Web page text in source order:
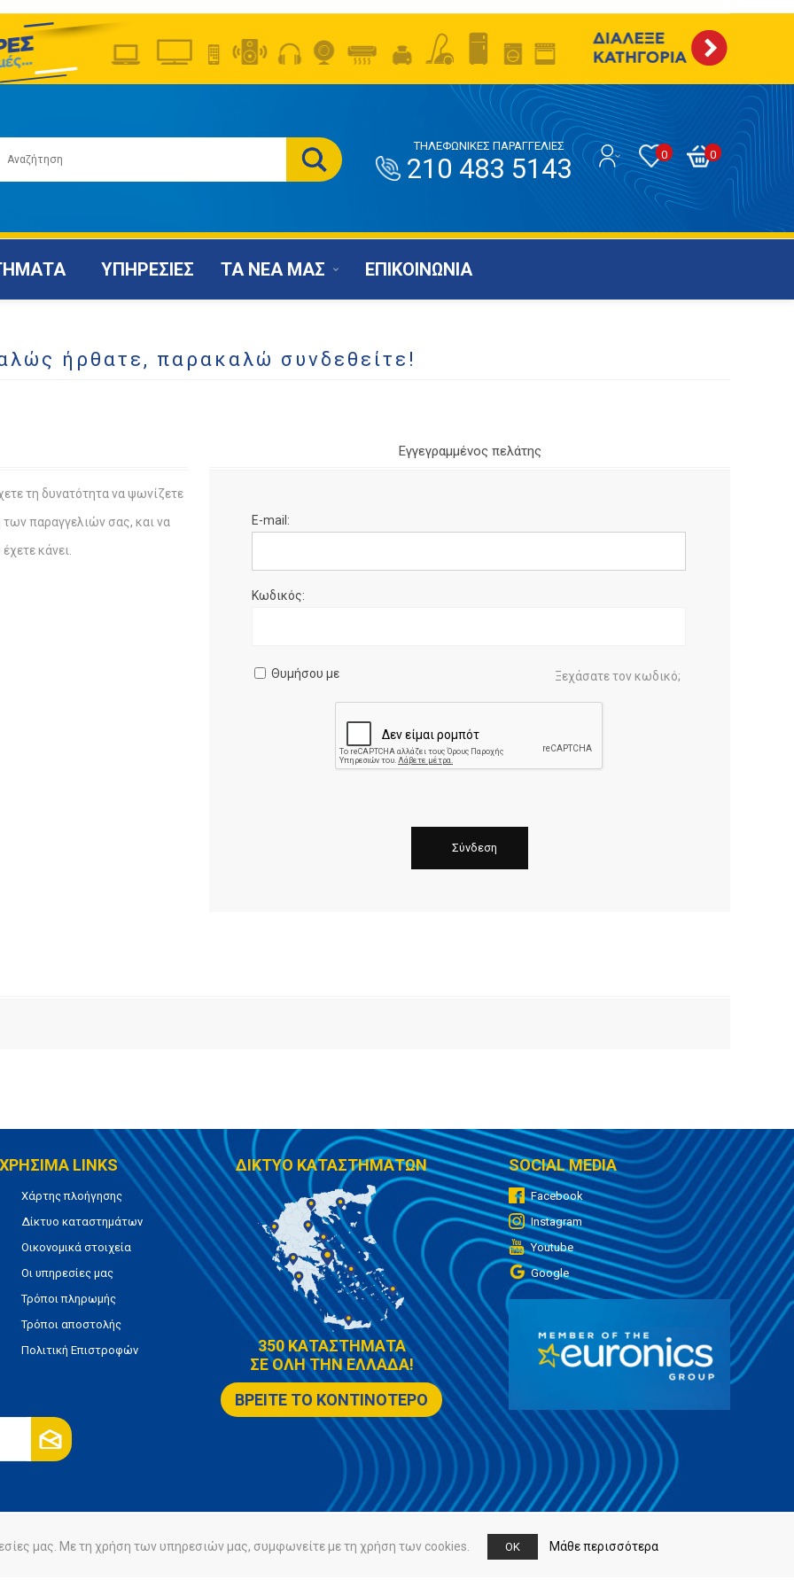
0
0
ΤΗΛΕΦΩΝΙΚΕΣ ΠΑΡΑΓΓΕΛΙΕΣ
210 483 5143
ΥΠΗΡΕΣΙΕΣ ΤΑ ΝΕΑ ΜΑΣ ΕΠΙΚΟΙΝΩΝΙΑ
ήρθατε, παρακαλώ συνδεθείτε!
τη δυνατότητα να ψωνίζετε
των παραγγελιών σας, και να
κάνει.
Εγγεγραμμένος πελάτης
E-mail:
Κωδικός:
Θυμήσου με Ξεχάσατε τον κωδικό;
ΧΡΗΣΙΜΑ LINKS
Χάρτης πλοήγησης
Δίκτυο καταστημάτων
Οικονομικά στοιχεία
Οι υπηρεσίες μας
Τρόποι πληρωμής
Τρόποι αποστολής
Πολιτική Επιστροφών
ΔΙΚΤΥΟ ΚΑΤΑΣΤΗΜΑΤΩΝ
350 ΚΑΤΑΣΤΗΜΑΤΑ
ΣΕ ΟΛΗ ΤΗΝ ΕΛΛΑΔΑ!
ΒΡΕΙΤΕ ΤΟ ΚΟΝΤΙΝΟΤΕΡΟ
SOCIAL MEDIA
Facebook
Instagram
Youtube
Google
Πολιτική Cookies
μας. Με τη χρήση των υπηρεσιών μας, συμφωνείτε με τη χρήση των cookies. OK Μάθε περισσότερα